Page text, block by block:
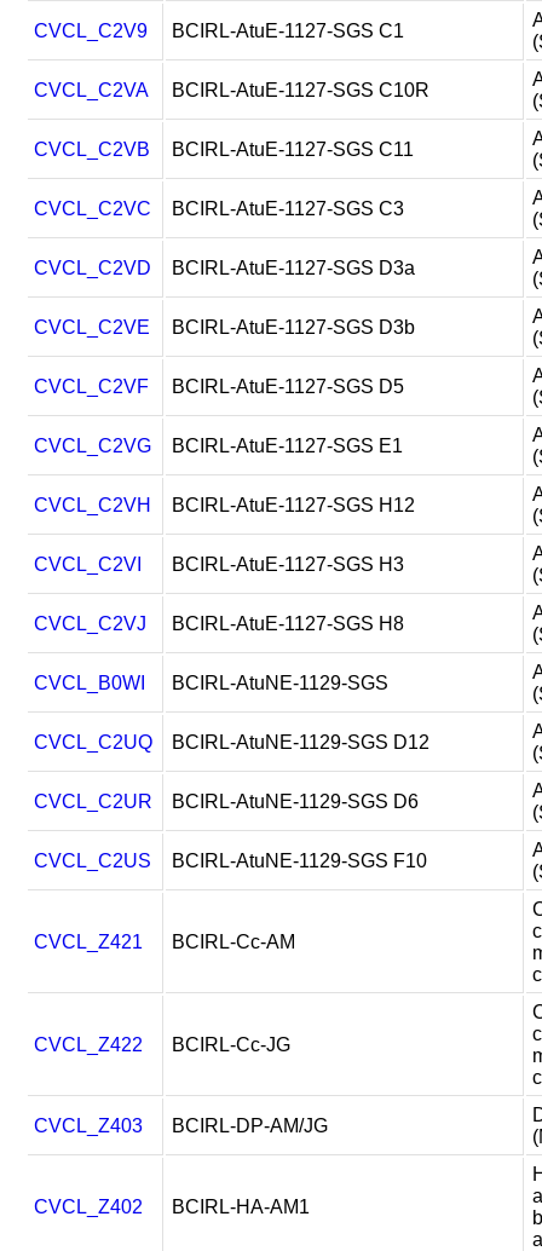
CVCL_C2V9 BCIRL-AtuE-1127-SGS C1
CVCL_C2VA BCIRL-AtuE-1127-SGS C10R
CVCL_C2VB BCIRL-AtuE-1127-SGS C11
CVCL_C2VC BCIRL-AtuE-1127-SGS C3
CVCL_C2VD BCIRL-AtuE-1127-SGS D3a
CVCL_C2VE BCIRL-AtuE-1127-SGS D3b
CVCL_C2VF BCIRL-AtuE-1127-SGS D5
CVCL_C2VG BCIRL-AtuE-1127-SGS E1
CVCL_C2VH BCIRL-AtuE-1127-SGS H12
CVCL_C2VI BCIRL-AtuE-1127-SGS H3
CVCL_C2VJ BCIRL-AtuE-1127-SGS H8
CVCL_B0WI BCIRL-AtuNE-1129-SGS
CVCL_C2UQ BCIRL-AtuNE-1129-SGS D12
CVCL_C2UR BCIRL-AtuNE-1129-SGS D6
CVCL_C2US BCIRL-AtuNE-1129-SGS F10
CVCL_Z421 BCIRL-Cc-AM
CVCL_Z422 BCIRL-Cc-JG
CVCL_Z403 BCIRL-DP-AM/JG
CVCL_Z402 BCIRL-HA-AM1